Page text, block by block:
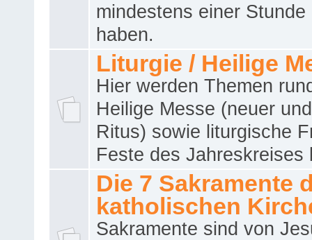
mindestens einer Stunde
haben.
Liturgie / Heilige
Hier werden Themen
Heilige Messe (neuer
Ritus) sowie liturgische
Feste des Jahreskreises
Die 7 Sakramente
katholischen
Sakramente sind von